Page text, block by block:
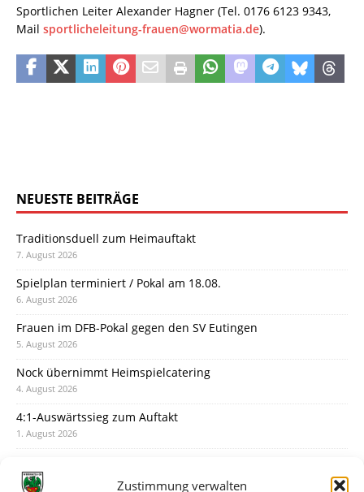
Zustimmung verwalten
Sportlichen Leiter Alexander Hagner (Tel. 0176 6123 9343,
Mail sportlicheleitung-frauen@wormatia.de).
NEUESTE BEITRÄGE
Traditionsduell zum Heimauftakt
7. August 2026
Spielplan terminiert / Pokal am 18.08.
6. August 2026
Frauen im DFB-Pokal gegen den SV Eutingen
5. August 2026
Nock übernimmt Heimspielcatering
4. August 2026
4:1-Auswärtssieg zum Auftakt
1. August 2026
31. Juli 2026